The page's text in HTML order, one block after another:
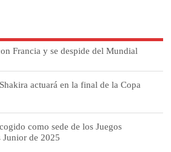
Francia y se despide del Mundial
actuará en la final de la Copa
como sede de los Juegos
Junior de 2025